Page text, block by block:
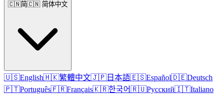
🇨🇳简🇨🇳 简体中文
🇺🇸English🇭🇰繁體中文🇯🇵 日本語🇪🇸Español🇩🇪Deutsch
🇵🇹Português🇫🇷Français🇰🇷한국어🇷🇺Русский🇮🇹Italiano